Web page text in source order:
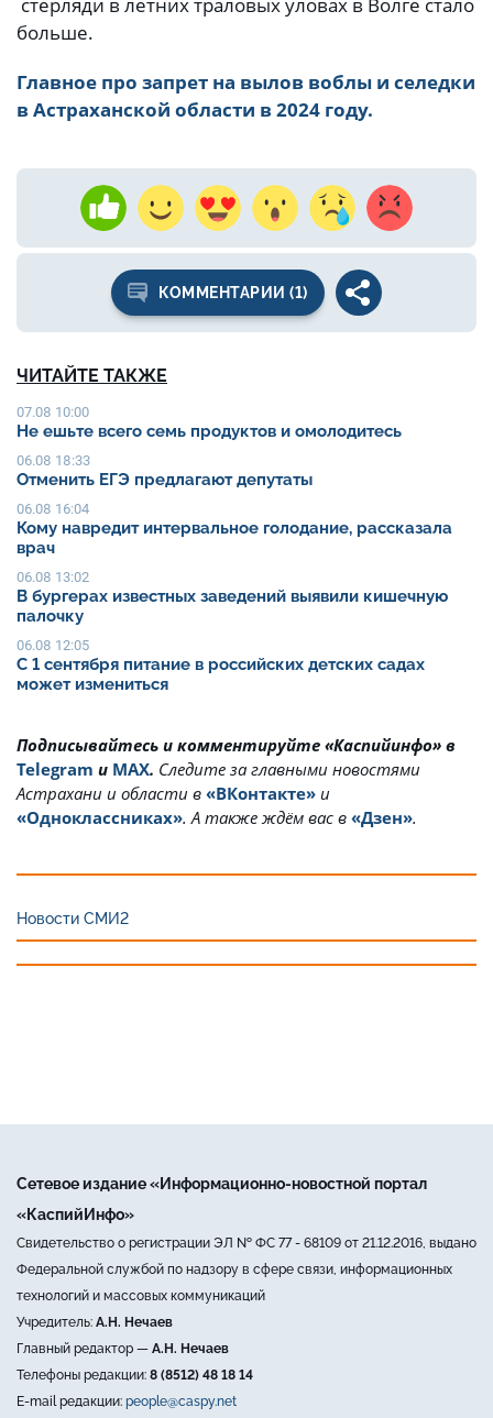
больше.
Главное про запрет на вылов воблы и селедки
в Астраханской области в 2024 году.
КОММЕНТАРИИ (1)
ЧИТАЙТЕ ТАКЖЕ
07.08 10:00
Не ешьте всего семь продуктов и омолодитесь
06.08 18:33
Отменить ЕГЭ предлагают депутаты
06.08 16:04
Кому навредит интервальное голодание, рассказала
врач
06.08 13:02
В бургерах известных заведений выявили кишечную
палочку
06.08 12:05
С 1 сентября питание в российских детских садах
может измениться
Подписывайтесь и комментируйте «Каспийинфо» в
Telegram и MAX. Cледите за главными новостями
Астрахани и области в «ВКонтакте» и
«Одноклассниках». А также ждём вас в «Дзен».
Новости СМИ2
Сетевое издание «Информационно-новостной портал
«КаспийИнфо»
Свидетельство о регистрации ЭЛ № ФС 77 - 68109 от 21.12.2016, выдано
Федеральной службой по надзору в сфере связи, информационных
технологий и массовых коммуникаций
Учредитель: А.Н. Нечаев
Главный редактор — А.Н. Нечаев
Телефоны редакции: 8 (8512) 48 18 14
E-mail редакции: people@caspy.net